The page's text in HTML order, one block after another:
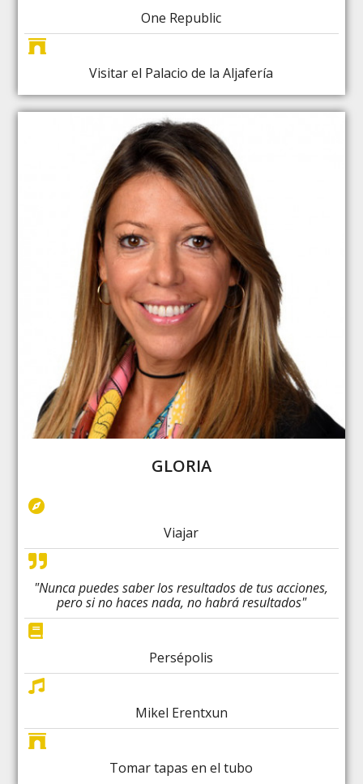
One Republic
Visitar el Palacio de la Aljafería
GLORIA
Viajar
"Nunca puedes saber los resultados de tus acciones,
pero si no haces nada, no habrá resultados"
Persépolis
Mikel Erentxun
Tomar tapas en el tubo